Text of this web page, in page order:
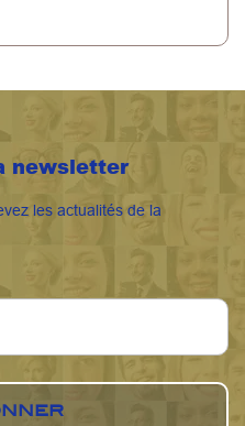
newsletter
les actualités de la